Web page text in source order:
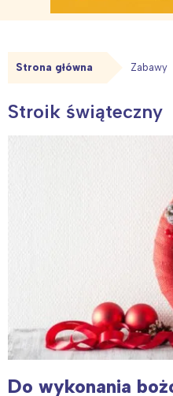
Strona główna Zabawy
Stroik świąteczny
Do wykonania